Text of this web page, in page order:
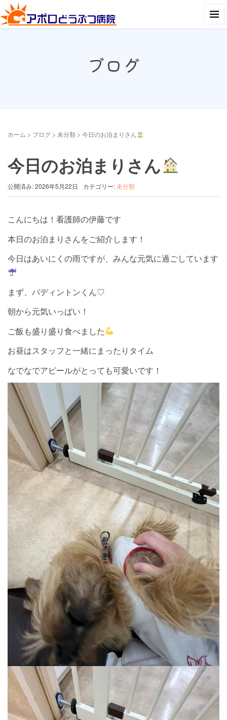
ブログ
ホーム > ブログ > 未分類 > 今日のお泊まりさん
今日のお泊まりさん
公開済み: 2026年5月22日 カテゴリー:未分類
こんにちは！看護師の伊藤です
本日のお泊まりさんをご紹介します！
今日はあいにくの雨ですが、みんな元気に過ごしています
まず、パディントンくん♡
朝から元気いっぱい！
ご飯も盛り盛り食べました
お昼はスタッフと一緒にまったりタイム
なでなでアピールがとっても可愛いです！